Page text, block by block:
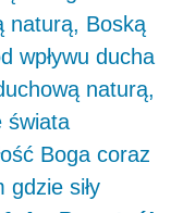
naturą, Boską
wpływu ducha
naturą,
świata
Boga coraz
gdzie siły